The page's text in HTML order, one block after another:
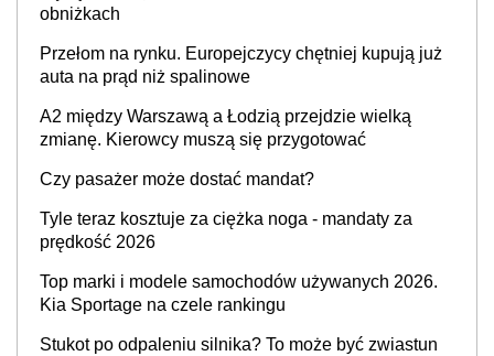
obniżkach
Przełom na rynku. Europejczycy chętniej kupują już
auta na prąd niż spalinowe
A2 między Warszawą a Łodzią przejdzie wielką
zmianę. Kierowcy muszą się przygotować
Czy pasażer może dostać mandat?
Tyle teraz kosztuje za ciężka noga - mandaty za
prędkość 2026
Top marki i modele samochodów używanych 2026.
Kia Sportage na czele rankingu
Stukot po odpaleniu silnika? To może być zwiastun